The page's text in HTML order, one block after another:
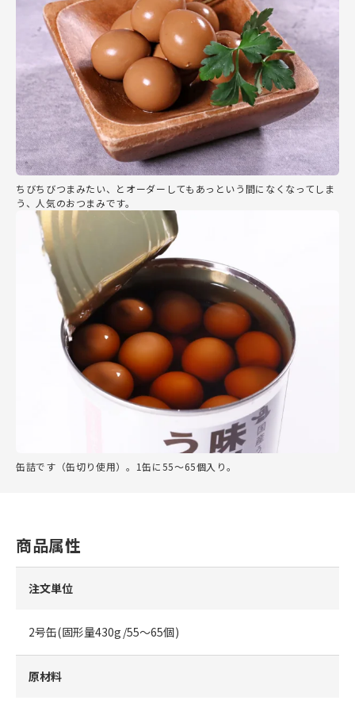
ちびちびつまみたい、とオーダーしてもあっという間になくなってしま
う、人気のおつまみです。
缶詰です（缶切り使用）。1缶に55～65個入り。
商品属性
注文単位
2号缶(固形量430g/55～65個)
原材料